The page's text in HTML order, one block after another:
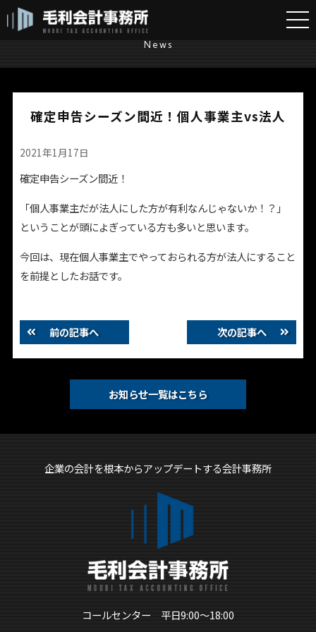
ニュース一覧
News
確定申告シーズン間近！個人事業主vs法人
2021年1月17日
確定申告シーズン間近！
「個人事業主だが法人にした方が有利なんじゃないか！？」
ということが頭によぎっている方も多いと思います。
今回は、現在個人事業主でやっておられる方が法人にすること
を前提としたお話です。
前の記事へ 次の記事へ
お知らせ一覧はこちら
企業の会計を根本からアップデートする会計事務所
コールセンター 平日9:00～18:00